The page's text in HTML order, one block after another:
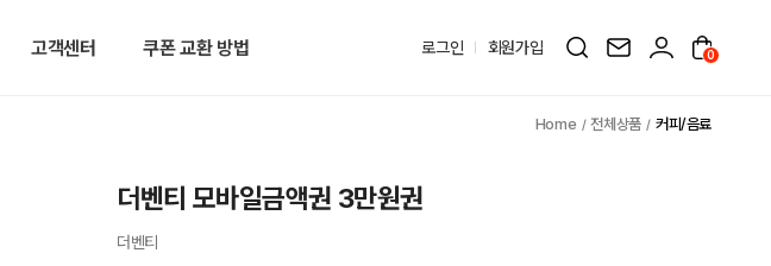
고객센터 쿠폰 교환 방법 로그인 회원가입 0
전체상품 커피/음료
더벤티 모바일금액권 3만원권
더벤티